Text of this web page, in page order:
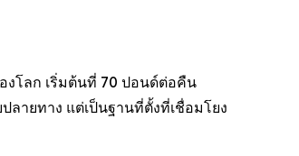
งโลก เริ่มต้นที่ 70 ปอนด์ต่อคืน
ายทาง แต่เป็นฐานที่ตั้งที่เชื่อมโยง